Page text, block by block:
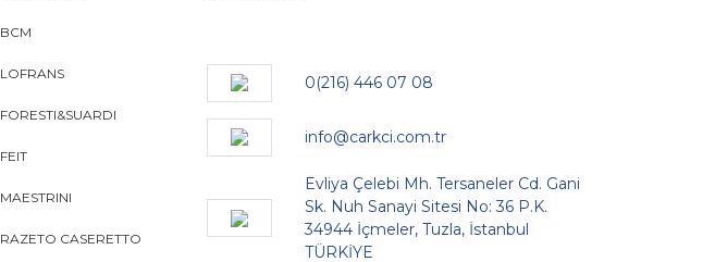
BCM
LOFRANS
FORESTI&SUARDI
FEIT
MAESTRINI
RAZETO CASERETTO
0(216) 446 07 08
info@carkci.com.tr
Evliya Çelebi Mh. Tersaneler Cd. Gani
Sk. Nuh Sanayi Sitesi No: 36 P.K.
34944 İçmeler, Tuzla, İstanbul
TÜRKİYE